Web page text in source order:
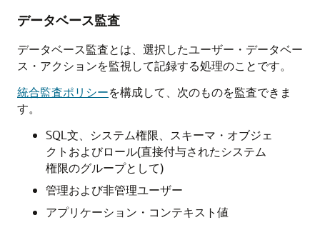
データベース監査
データベース監査とは、選択したユーザー・データベー
ス・アクションを監視して記録する処理のことです。
統合監査ポリシーを構成して、次のものを監査できま
す。
SQL文、システム権限、スキーマ・オブジェ
クトおよびロール(直接付与されたシステム
権限のグループとして)
管理および非管理ユーザー
アプリケーション・コンテキスト値